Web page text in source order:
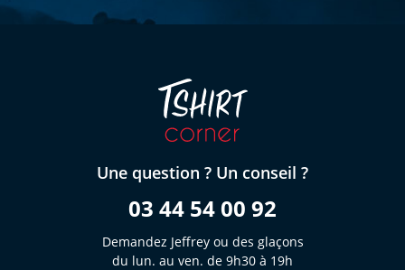
Une question ? Un conseil ?
03 44 54 00 92
Demandez Jeffrey ou des glaçons
du lun. au ven. de 9h30 à 19h